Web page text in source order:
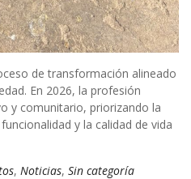
de transformación alineado
En 2026, la profesión
y comunitario, priorizando la
y la calidad de vida
, Noticias, Sin categoría